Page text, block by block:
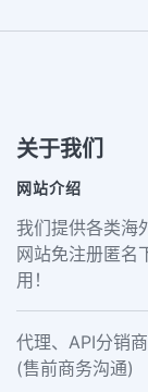
关于我们
网站介绍
我们提供各类海
网站免注册匿名
用！
代理、API分销
(售前商务沟通)